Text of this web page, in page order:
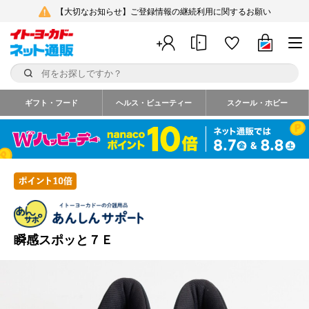
【大切なお知らせ】ご登録情報の継続利用に関するお願い
ギフト・フード ヘルス・ビューティー スクール・ホビー
瞬感スポッと７Ｅ